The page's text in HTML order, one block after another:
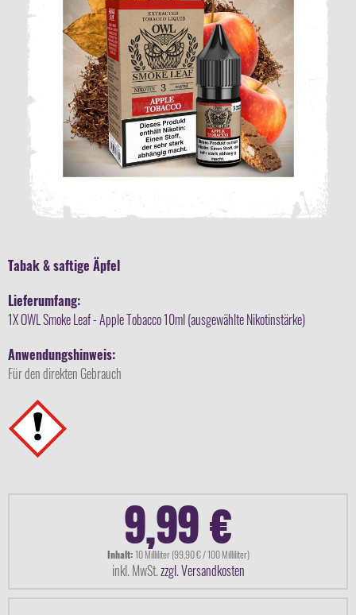
Tabak & saftige Äpfel
Lieferumfang:
1X OWL Smoke Leaf - Apple Tobacco 10ml (ausgewählte Nikotinstärke)
Anwendungshinweis:
Für den direkten Gebrauch
9,99 €
Inhalt:10 Milliliter (99,90 € / 100 Milliliter)
inkl. MwSt.zzgl. Versandkosten